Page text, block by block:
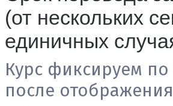
(от нескольких
единичных
Курс фиксируем
после